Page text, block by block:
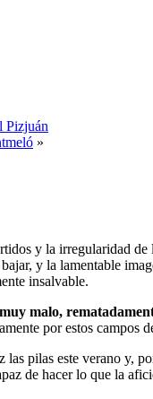
Pizjuán
»
y la irregularidad
y la lamentable
insalvable.
malo,
por estos
pilas este verano y,
de hacer lo que la